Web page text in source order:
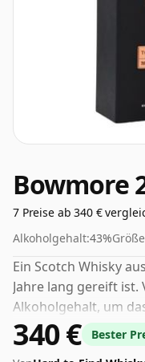
Bowmore
7 Preise ab 340 €
Alkoholgehalt:43%
Ein Scotch Whisky
Jahre lang gereift ist.
Alkoholgehalt, um
Geschmack von
340 €
Bester